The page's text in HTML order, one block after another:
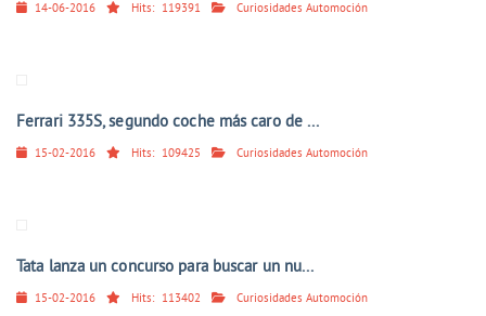
14-06-2016 Hits: 119391 Curiosidades Automoción
Ferrari 335S, segundo coche más caro de ...
15-02-2016 Hits: 109425 Curiosidades Automoción
Tata lanza un concurso para buscar un nu...
15-02-2016 Hits: 113402 Curiosidades Automoción